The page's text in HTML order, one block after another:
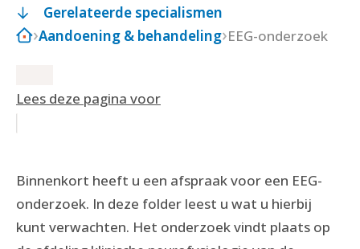
Gerelateerde specialismen
Aandoening & behandeling EEG-onderzoek
Lees deze pagina voor
Binnenkort heeft u een afspraak voor een EEG-
onderzoek. In deze folder leest u wat u hierbij
kunt verwachten. Het onderzoek vindt plaats op